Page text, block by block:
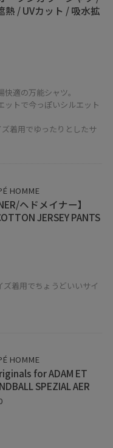
股上ときれいなネイ
がありながらも上品
別注モデル。最近
クラシックなデザイ
スタイリングとも相
トボタンからお気
覧いただきやすくな
4F
熱 / UVカット / 吸水拡
適の万能シャツ。
ットで今っぽいシルエット
着用でゆったりとしたサ
HOMME
ヘドメイナー】
JERSEY PANTS
ズ着用でちょうどいいサイ
HOMME
for ADAM ET
SPEZIAL AER